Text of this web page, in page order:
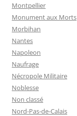
Montpellier
Monument aux Morts
Morbihan
Nantes
Napoleon
Naufrage
Nécropole Militaire
Noblesse
Non classé
Nord-Pas-de-Calais